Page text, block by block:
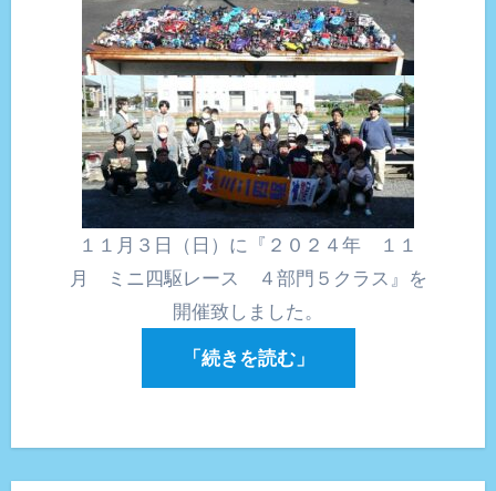
１１月３日（日）に『２０２４年 １１
月 ミニ四駆レース ４部門５クラス』を
開催致しました。
「続きを読む」